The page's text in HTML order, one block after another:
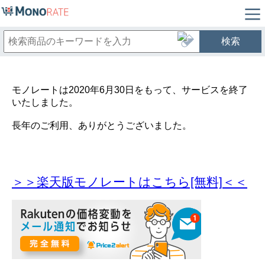
検索
モノレートは2020年6月30日をもって、サービスを終了
いたしました。
長年のご利用、ありがとうございました。
＞＞楽天版モノレートはこちら[無料]＜＜